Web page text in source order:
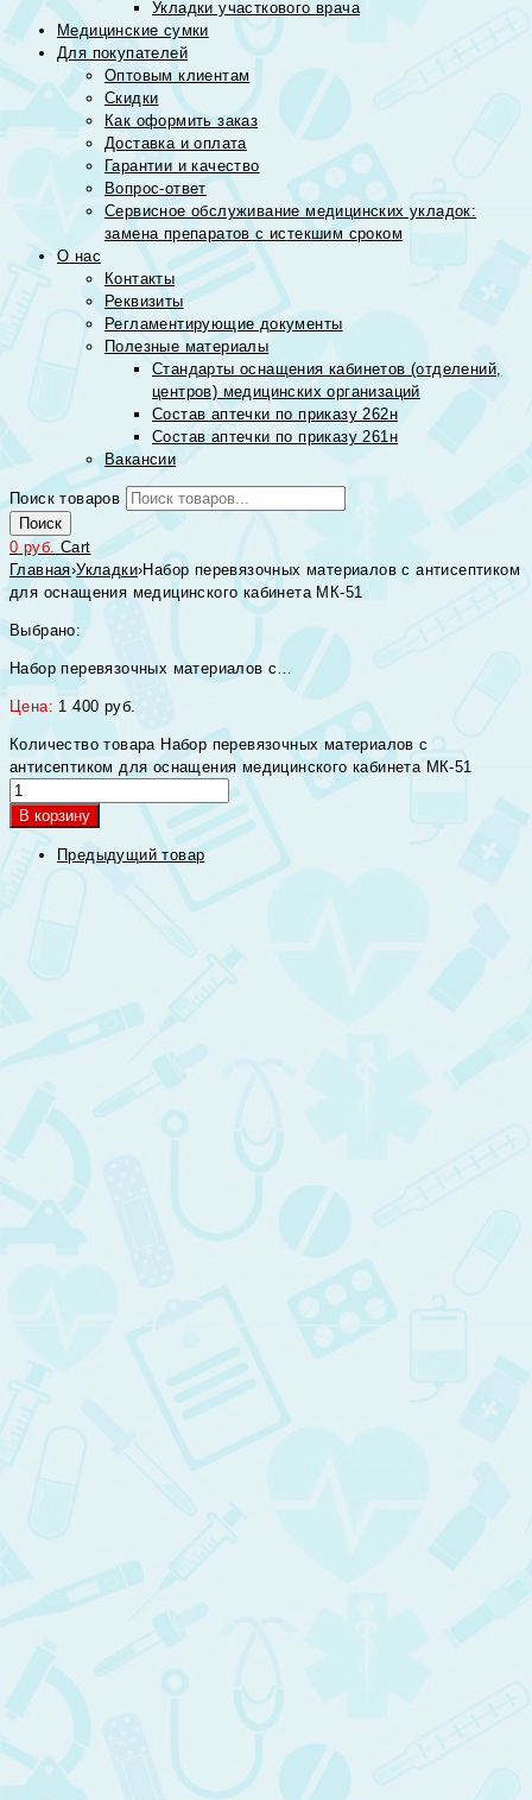
Укладки участкового врача
Медицинские сумки
Для покупателей
Оптовым клиентам
Скидки
Как оформить заказ
Доставка и оплата
Гарантии и качество
Вопрос-ответ
Сервисное обслуживание медицинских укладок:
замена препаратов с истекшим сроком
О нас
Контакты
Реквизиты
Регламентирующие документы
Полезные материалы
Стандарты оснащения кабинетов (отделений,
центров) медицинских организаций
Состав аптечки по приказу 262н
Состав аптечки по приказу 261н
Вакансии
Поиск товаров
Поиск
0 руб. Cart
Главная›Укладки›Набор перевязочных материалов с антисептиком
для оснащения медицинского кабинета МК-51
Выбрано:
Набор перевязочных материалов с…
Цена: 1 400 руб.
Количество товара Набор перевязочных материалов с
антисептиком для оснащения медицинского кабинета МК-51
В корзину
Предыдущий товар